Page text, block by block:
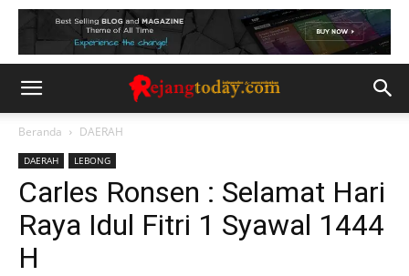
Beranda DAERAH
DAERAH LEBONG
Carles Ronsen : Selamat Hari
Raya Idul Fitri 1 Syawal 1444
H